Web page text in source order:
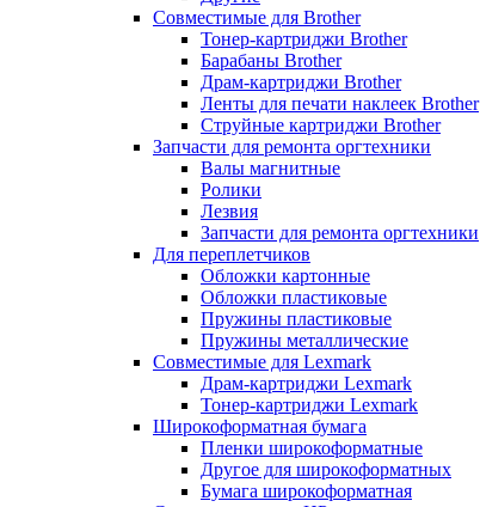
Совместимые для Brother
Тонер-картриджи Brother
Барабаны Brother
Драм-картриджи Brother
Ленты для печати наклеек Brother
Струйные картриджи Brother
Запчасти для ремонта оргтехники
Валы магнитные
Ролики
Лезвия
Запчасти для ремонта оргтехники
Для переплетчиков
Обложки картонные
Обложки пластиковые
Пружины пластиковые
Пружины металлические
Совместимые для Lexmark
Драм-картриджи Lexmark
Тонер-картриджи Lexmark
Широкоформатная бумага
Пленки широкоформатные
Другое для широкоформатных
Бумага широкоформатная